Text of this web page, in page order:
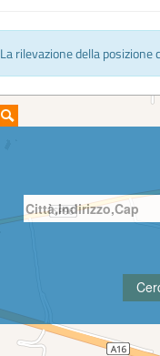
La rilevazione della